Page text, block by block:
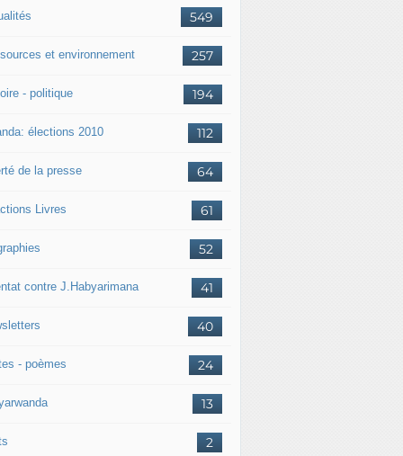
549
257
et environnement
194
- politique
112
élections 2010
64
de la presse
61
Livres
52
41
contre J.Habyarimana
40
24
- poèmes
13
2